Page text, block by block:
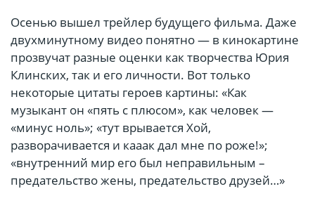
Осенью вышел трейлер будущего фильма. Даже
двухминутному видео понятно — в кинокартине
прозвучат разные оценки как творчества Юрия
Клинских, так и его личности. Вот только
некоторые цитаты героев картины: «Как
музыкант он «пять с плюсом», как человек —
«минус ноль»; «тут врывается Хой,
разворачивается и кааак дал мне по роже!»;
«внутренний мир его был неправильным –
предательство жены, предательство друзей…»